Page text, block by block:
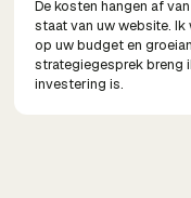
De kosten hangen af
staat van uw website.
op uw budget en
strategiegesprek breng
investering is.